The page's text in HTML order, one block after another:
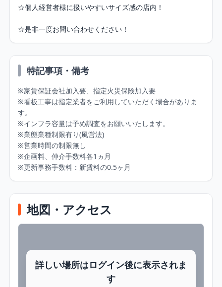
☆個人経営者様に扱いやすいサイズ感の店内！
☆是非一度お問い合わせください！
特記事項・備考
※家賃保証会社加入要、指定火災保険加入要
※看板工事は指定業者をご利用していただく場合がありま
す。
※インフラ容量は予め調査をお願いいたします。
※業態業種制限有り(風営法)
※営業時間の制限無し
※企画料、仲介手数料各1ヵ月
※更新事務手数料：新賃料の0.5ヶ月
地図・アクセス
詳しい場所はログイン後に表示されま
す